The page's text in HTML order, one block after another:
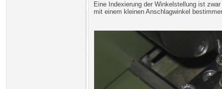
Eine Indexierung der Winkelstellung ist
mit einem kleinen Anschlagwinkel